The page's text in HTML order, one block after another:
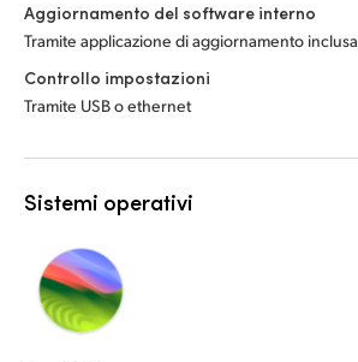
Aggiornamento del software interno
Tramite applicazione di aggiornamento inclusa
Controllo impostazioni
Tramite USB o ethernet
Sistemi operativi